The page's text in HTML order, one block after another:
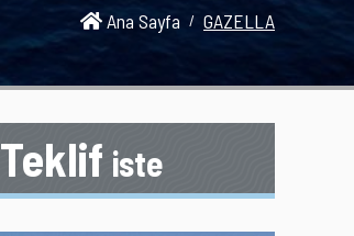
Ana Sayfa GAZELLA
Teklif iste